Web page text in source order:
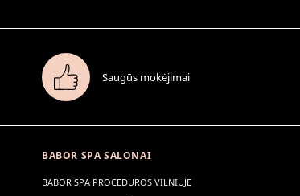
Saugūs mokėjimai
BABOR SPA SALONAI
BABOR SPA PROCEDŪROS VILNIUJE